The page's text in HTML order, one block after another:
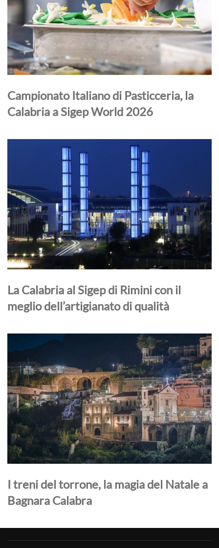
Campionato Italiano di Pasticceria, la
Calabria a Sigep World 2026
La Calabria al Sigep di Rimini con il
meglio dell’artigianato di qualità
I treni del torrone, la magia del Natale a
Bagnara Calabra